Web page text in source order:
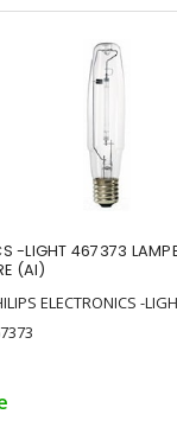
-LIGHT 467373
(AI)
ELECTRONICS -